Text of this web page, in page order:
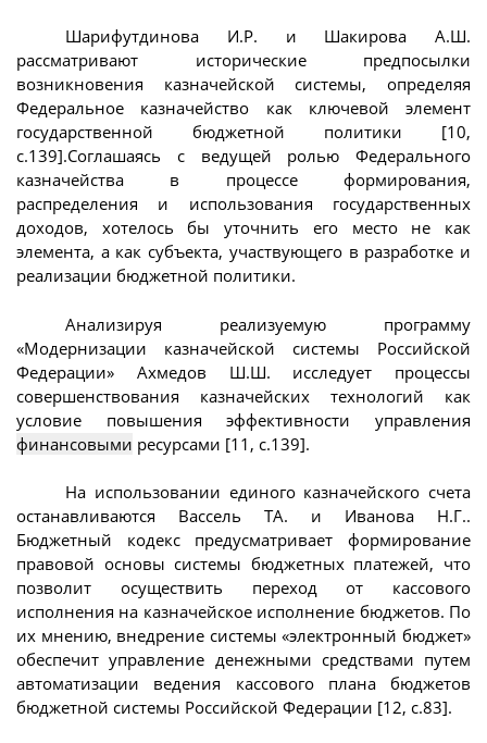
Шарифутдинова И.Р. и Шакирова А.Ш.
рассматривают исторические предпосылки
возникновения казначейской системы, определяя
Федеральное казначейство как ключевой элемент
государственной бюджетной политики [10,
с.139].Соглашаясь с ведущей ролью Федерального
казначейства в процессе формирования,
распределения и использования государственных
доходов, хотелось бы уточнить его место не как
элемента, а как субъекта, участвующего в разработке и
реализации бюджетной политики.
Анализируя реализуемую программу
«Модернизации казначейской системы Российской
Федерации» Ахмедов Ш.Ш. исследует процессы
совершенствования казначейских технологий как
условие повышения эффективности управления
финансовыми ресурсами [11, с.139].
На использовании единого казначейского счета
останавливаются Вассель ТА. и Иванова Н.Г..
Бюджетный кодекс предусматривает формирование
правовой основы системы бюджетных платежей, что
позволит осуществить переход от кассового
исполнения на казначейское исполнение бюджетов. По
их мнению, внедрение системы «электронный бюджет»
обеспечит управление денежными средствами путем
автоматизации ведения кассового плана бюджетов
бюджетной системы Российской Федерации [12, с.83].